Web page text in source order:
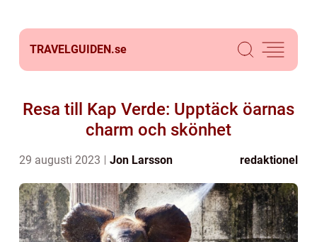
TRAVELGUIDEN.se
Resa till Kap Verde: Upptäck öarnas
charm och skönhet
29 augusti 2023 Jon Larsson redaktionel